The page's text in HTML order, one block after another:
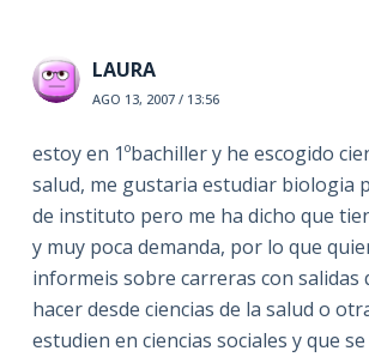
LAURA
AGO 13, 2007 / 13:56
estoy en 1ºbachiller y he escogido
salud, me gustaria estudiar biologia
de instituto pero me ha dicho que
y muy poca demanda, por lo que
informeis sobre carreras con salidas
hacer desde ciencias de la salud o
estudien en ciencias sociales y que